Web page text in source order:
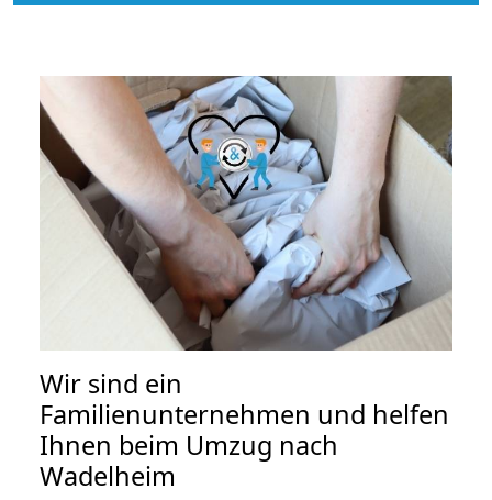
Wir sind ein
Familienunternehmen und helfen
Ihnen beim Umzug nach
Wadelheim